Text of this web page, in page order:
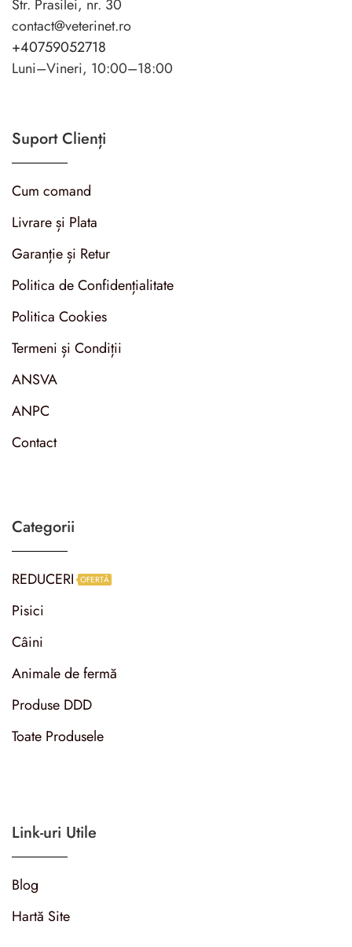
Str. Prasilei, nr. 30
contact@veterinet.ro
+40759052718
Luni–Vineri, 10:00–18:00
Suport Clienți
Cum comand
Livrare și Plata
Garanție și Retur
Politica de Confidențialitate
Politica Cookies
Termeni și Condiții
ANSVA
ANPC
Contact
Categorii
REDUCERI OFERTĂ
Pisici
Câini
Animale de fermă
Produse DDD
Toate Produsele
Link-uri Utile
Blog
Hartă Site